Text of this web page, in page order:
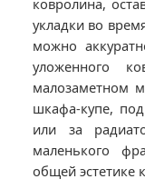
укладки во
можно
уложенного
малозаметном
шкафа-купе,
или за
маленького
общей эстетике